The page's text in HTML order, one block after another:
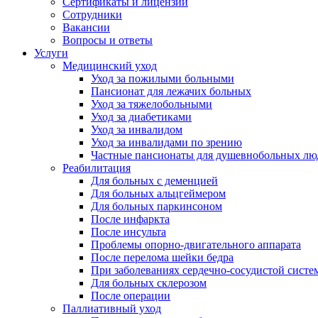
Сотрудники
Вакансии
Вопросы и ответы
Услуги
Медицинский уход
Уход за пожилыми больными
Пансионат для лежачих больных
Уход за тяжелобольными
Уход за диабетиками
Уход за инвалидом
Уход за инвалидами по зрению
Частные пансионаты для душевнобольных
Реабилитация
Для больных с деменцией
Для больных альцгеймером
Для больных паркинсоном
После инфаркта
После инсульта
Проблемы опорно-двигательного аппарата
После перелома шейки бедра
При заболеваниях сердечно-сосудистой
Для больных склерозом
После операции
Паллиативный уход